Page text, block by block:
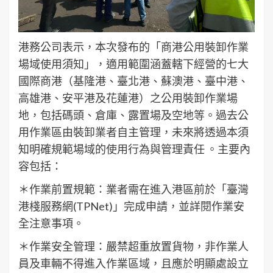
港務公司表示，本次發布的「商港公用裝卸作業
場域使用須知」，適用範圍涵蓋轄下經營的七大
國際商港（基隆港、臺北港、蘇澳港、臺中港、
高雄港、安平港及花蓮港）之公用裝卸作業場
地，包括碼頭、倉庫、露置場及空地等。過去公
用作業區由裝卸業者自主管理，未來將透過本須
知明確規範場域的使用行為與管理責任 。主要內
容包括：
＊作業前置規範：業者需在進入港區前於「臺灣
港棧服務網(TPNet)」完成申請，並詳閱作業安
全注意事項。
＊作業安全管理：嚴禁超重放置貨物，非作業人
員及車輛不得進入作業區域，且應於明顯處設立